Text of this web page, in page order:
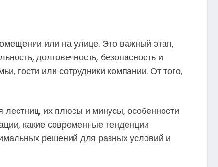
или на улице. Это важный этап,
долговечность, безопасность и
гости или сотрудники компании. От того,
их плюсы и минусы, особенности
какие современные тенденции
решений для разных условий и